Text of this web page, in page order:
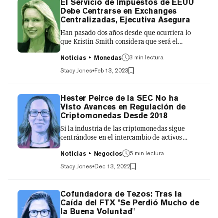
Fwiz, trabajando como comentarista y más
tarde como vicepresidente de programación
para Major League Gaming. Incluso coescribió
un libro best-s...
El Servicio de Impuestos de EEUU
Debe Centrarse en Exchanges
Centralizadas, Ejecutiva Asegura
Han pasado dos años desde que ocurriera lo
que Kristin Smith considera que será el
ejecutiva de la Asociación Blockchain se refería
al plan de infraestructuras bipartidista de 1,2
billones de dólares que el presidente Joe
Biden convirtió en ley el 15 de noviembre de
2021. Con él, creó una nueva norma fiscal que
redefine a un "broker" como "cualquier
persona que se encarga de proporcionar
regularmente cualquier servicio efectuando
transferencias de a...
Noticias Monedas
3 min lectura
Stacy Jones Feb 13, 2023
Hester Peirce de la SEC No ha
Visto Avances en Regulación de
Criptomonedas Desde 2018
Si la industria de las criptomonedas sigue
centrándose en el intercambio de activos
industria no ha alcanzado su potencial, de
acuerdo con la Sra. Peirce. La Comisionada de
la Comisión de Bolsa y Valores (SEC por sus
siglas en inglés), Hester Peirce, a menudo se
siente "en una isla sola" dentro de la SEC. "Veo
estas cosas de forma diferente a como las han
visto algunos de mis colegas". Eso es quedarse
corto. Mientras que el presidente de la
Noticias Negocios
5 min lectura
Stacy Jones Dec 13, 2022
Cofundadora de Tezos: Tras la
Caída del FTX "Se Perdió Mucho de
la Buena Voluntad"